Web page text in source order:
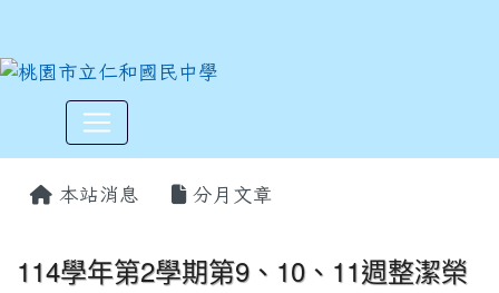
本站消息 分月文章
114學年第2學期第9、10、11週整潔榮